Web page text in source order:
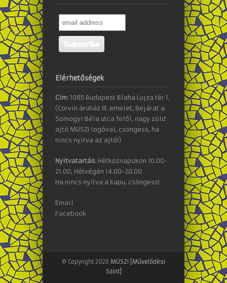
Elérhetőségek
Cím: 1085 Budapest Blaha Lujza tér 1.
(Corvin áruház III. emelet, Bejárat a
Somogyi Béla utca felől, nagy zöld
ajtó MÜSZI logóval, csöngess, ha
nincs nyitva az ajtó!)
Nyitvatartás: Hétköznapokon 10.00-
21.00, Hétvégén 14.00-20.00
Ha nincs nyitva a kapu, csöngess!
Email
Facebook
© Copyright 2026 MÜSZI [Művelődési
Szint]